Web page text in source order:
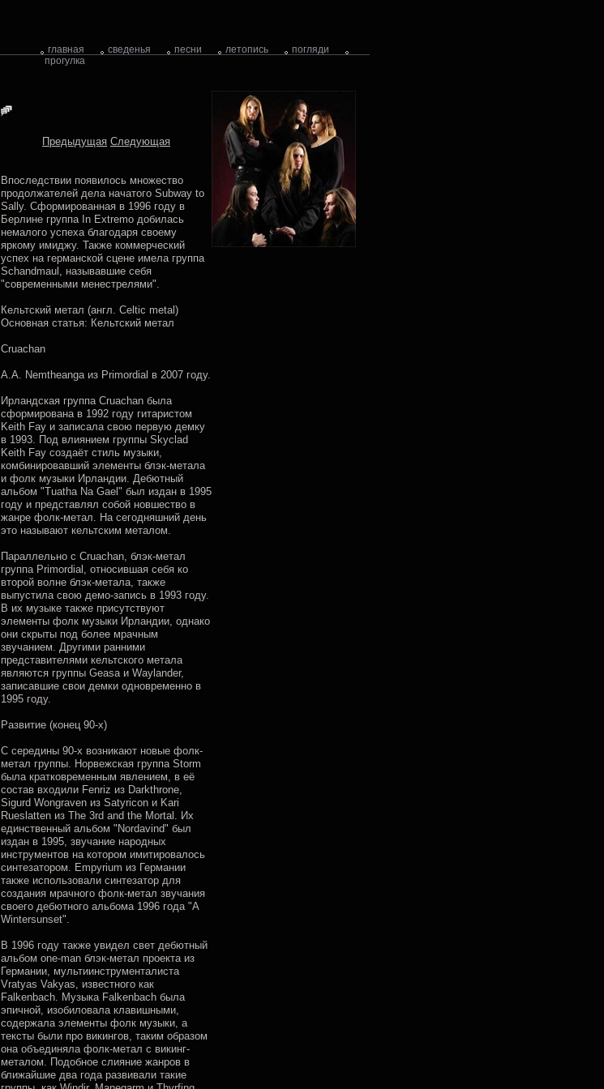
главная сведенья песни летопись
погляди
прогулка
Предыдущая Следующая
Впоследствии появилось множество
продолжателей дела начатого Subway to
Sally. Сформированная в 1996 году в
Берлине группа In Extremo добилась
немалого успеха благодаря своему
яркому имиджу. Также коммерческий
успех на германской сцене имела группа
Schandmaul, называвшие себя
"современными менестрелями".
Кельтский метал (англ. Celtic metal)
Основная статья: Кельтский метал
Cruachan
A.A. Nemtheanga из Primordial в 2007 году.
Ирландская группа Cruachan была
сформирована в 1992 году гитаристом
Keith Fay и записала свою первую демку
в 1993. Под влиянием группы Skyclad
Keith Fay создаёт стиль музыки,
комбинировавший элементы блэк-метала
и фолк музыки Ирландии. Дебютный
альбом "Tuatha Na Gael" был издан в 1995
году и представлял собой новшество в
жанре фолк-метал. На сегодняшний день
это называют кельтским металом.
Параллельно с Cruachan, блэк-метал
группа Primordial, относившая себя ко
второй волне блэк-метала, также
выпустила свою демо-запись в 1993 году.
В их музыке также присутствуют
элементы фолк музыки Ирландии, однако
они скрыты под более мрачным
звучанием. Другими ранними
представителями кельтского метала
являются группы Geasa и Waylander,
записавшие свои демки одновременно в
1995 году.
Развитие (конец 90-х)
С середины 90-х возникают новые фолк-
метал группы. Норвежская группа Storm
была кратковременным явлением, в её
состав входили Fenriz из Darkthrone,
Sigurd Wongraven из Satyricon и Kari
Rueslatten из The 3rd and the Mortal. Их
единственный альбом "Nordavind" был
издан в 1995, звучание народных
инструментов на котором имитировалось
синтезатором. Empyrium из Германии
также использовали синтезатор для
создания мрачного фолк-метал звучания
своего дебютного альбома 1996 года "A
Wintersunset".
В 1996 году также увидел свет дебютный
альбом one-man блэк-метал проекта из
Германии, мультиинструменталиста
Vratyas Vakyas, известного как
Falkenbach. Музыка Falkenbach была
эпичной, изобиловала клавишными,
содержала элементы фолк музыки, а
тексты были про викингов, таким образом
она объединяла фолк-метал с викинг-
металом. Подобное слияние жанров в
ближайшие два года развивали такие